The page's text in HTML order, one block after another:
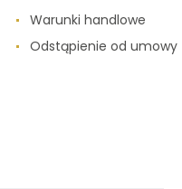
Warunki handlowe
Odstąpienie od umowy